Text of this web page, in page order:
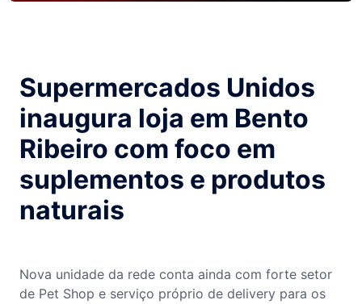
Supermercados Unidos
inaugura loja em Bento
Ribeiro com foco em
suplementos e produtos
naturais
Nova unidade da rede conta ainda com forte setor
de Pet Shop e serviço próprio de delivery para os